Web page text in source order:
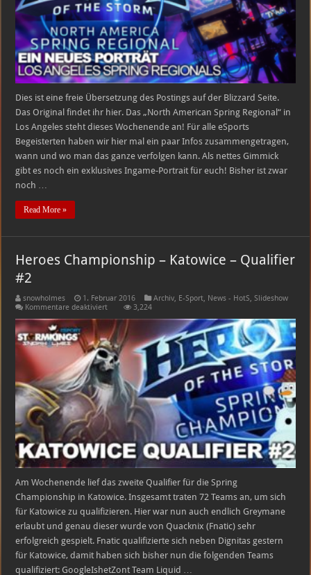
Dies ist eine freie Übersetzung des Postings auf der Blizzard Seite.
Das Original findet ihr hier. Das „North American Spring Regional“ in
Los Angeles steht dieses Wochenende an! Für alle eSports
Begeisterten haben wir hier mal ein paar Infos zusammengetragen,
wann und wo man das ganze verfolgen kann. Als nettes Gimmick
gibt es noch ein exklusives Ingame-Portrait für euch! Bisher ist zwar
noch …
Read More »
Heroes Championship – Katowice – Qualifier
#2
snowholmes 1. Februar 2016 Archiv, E-Sport, News - HotS,Slideshow
Kommentare deaktiviertfür
Championship
–
Katowice
–
Qualifier
#2
3,224
Am Wochenende lief das zweite Qualifier für die Spring
Championship in Katowice. Insgesamt traten 72 Teams an, um sich
für Katowice zu qualifizieren. Hier war nun auch endlich Greymane
erlaubt und genau dieser wurde von Quacknix (Fnatic) sehr
erfolgreich gespielt. Fnatic qualifizierte sich neben Dignitas gestern
für Katowice, damit haben sich bisher nun die folgenden Teams
qualifiziert: GoogleIshetZont Team Liquid …